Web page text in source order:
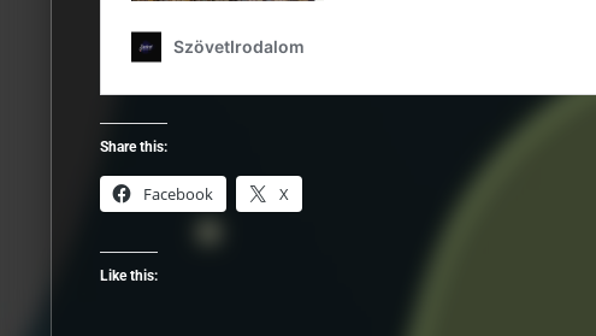
Share this:
Facebook X
Like this: